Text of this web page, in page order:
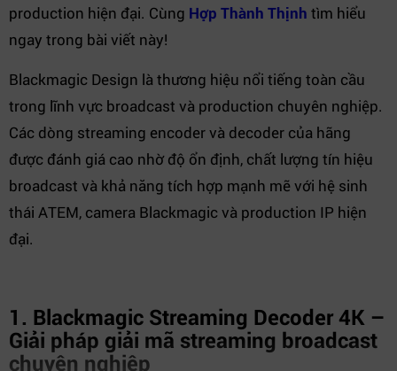
production hiện đại. Cùng Hợp Thành Thịnh tìm hiểu
ngay trong bài viết này!
Blackmagic Design là thương hiệu nổi tiếng toàn cầu
trong lĩnh vực broadcast và production chuyên nghiệp.
Các dòng streaming encoder và decoder của hãng
được đánh giá cao nhờ độ ổn định, chất lượng tín hiệu
broadcast và khả năng tích hợp mạnh mẽ với hệ sinh
thái ATEM, camera Blackmagic và production IP hiện
đại.
1. Blackmagic Streaming Decoder 4K –
Giải pháp giải mã streaming broadcast
chuyên nghiệp